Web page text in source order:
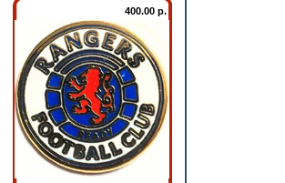
400.00 р.